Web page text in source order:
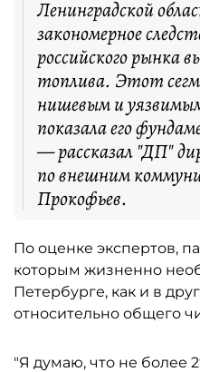
Ленинградской
закономерное
российского рынка
топлива. Этот
нишевым и
показала его
— рассказал "ДП"
по внешним
Прокофьев.
По оценке экспертов,
которым жизненно
Петербурге, как и в
относительно общего
"Я думаю, что не более